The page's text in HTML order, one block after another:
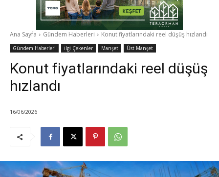
Ana Sayfa Gündem Haberleri Konut fiyatlarındaki reel düşüş hızlandı
Gündem Haberleri İlgi Çekenler Manşet Üst Manşet
Konut fiyatlarındaki reel düşüş
hızlandı
16/06/2026